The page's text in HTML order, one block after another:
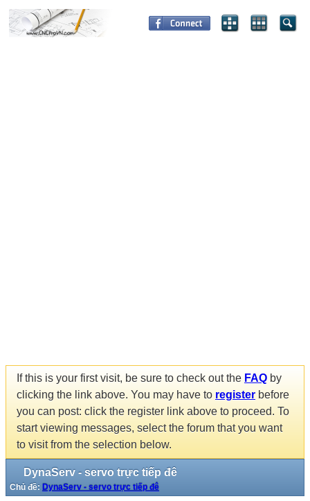
If this is your first visit, be sure to check out the FAQ by
clicking the link above. You may have to register before
you can post: click the register link above to proceed. To
start viewing messages, select the forum that you want
to visit from the selection below.
DynaServ - servo trực tiếp đê
Chủ đề: DynaServ - servo trực tiếp đê